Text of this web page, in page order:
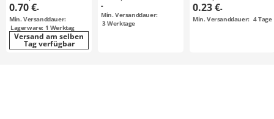
0.70 €-
Min. Versanddauer:
Lagerware: 1 Werktag
Versand am selben
Tag verfügbar
KHFSB□-□ /
Aluminium
extrudiert /
-
Min. Versanddauer:
3Werktage
0.23 €-
Min. Versanddauer: 4Tage